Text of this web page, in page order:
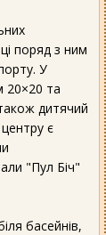
поряд з ним
У
20×20 та
дитячий
є
"Пул Біч"
басейнів,